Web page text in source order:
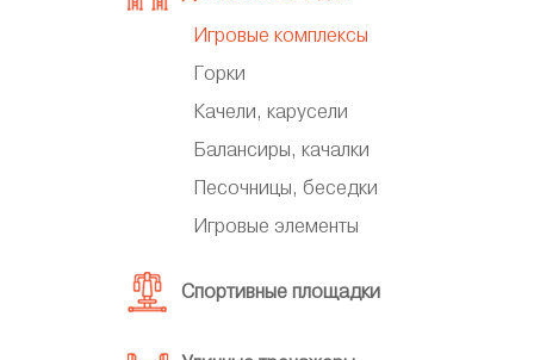
Игровые комплексы
Горки
Качели, карусели
Балансиры, качалки
Песочницы, беседки
Игровые элементы
Спортивные площадки